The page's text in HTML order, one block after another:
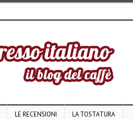
LE RECENSIONI LA TOSTATURA